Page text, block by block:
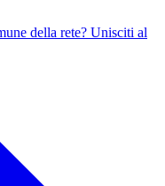
della rete? Unisciti al